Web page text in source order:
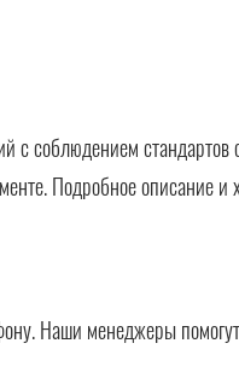
соблюдением
Подробное описание
Наши менеджеры